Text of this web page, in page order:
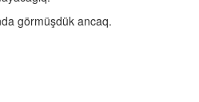
görmüşdük ancaq.